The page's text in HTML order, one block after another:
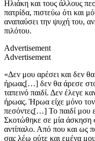
Ηλιάκη και τους άλλους
πατρίδα, πιστεύω ότι και
αναπαύσει την ψυχή του,
πιλότου.
Advertisement
Advertisement
«Δεν μου αρέσει και δεν
ήρωας[…] δεν θα άρεσε
ταπεινό παιδί. Δεν έλεγε
ήρωας. Ήρωα είχε μόνο
πεσόντες[…] Το παιδί μου
Σκοτώθηκε σε μία άσκηση
αντίπαλο. Από που και ως
σας λέω ούτε και εμένα